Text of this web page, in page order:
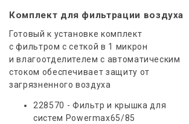
Комплект для фильтрации воздуха
Готовый к установке комплект
с фильтром с сеткой в 1 микрон
и влагоотделителем с автоматическим
стоком обеспечивает защиту от
загрязненного воздуха
228570 - Фильтр и крышка для
систем Powermax65/85